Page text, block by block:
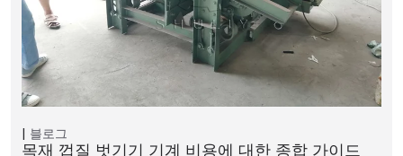
블로그
목재 껍질 벗기기 기계 비용에 대한 종합 가이드